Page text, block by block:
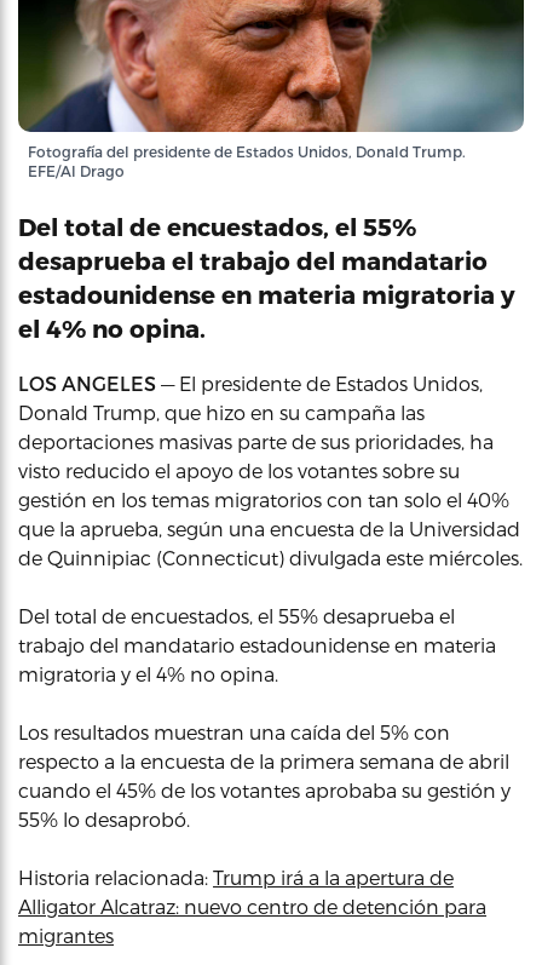
Fotografía del presidente de Estados Unidos, Donald Trump.
EFE/Al Drago
Del total de encuestados, el 55%
desaprueba el trabajo del mandatario
estadounidense en materia migratoria y
el 4% no opina.
LOS ANGELES — El presidente de Estados Unidos,
Donald Trump, que hizo en su campaña las
deportaciones masivas parte de sus prioridades, ha
visto reducido el apoyo de los votantes sobre su
gestión en los temas migratorios con tan solo el 40%
que la aprueba, según una encuesta de la Universidad
de Quinnipiac (Connecticut) divulgada este miércoles.
Del total de encuestados, el 55% desaprueba el
trabajo del mandatario estadounidense en materia
migratoria y el 4% no opina.
Los resultados muestran una caída del 5% con
respecto a la encuesta de la primera semana de abril
cuando el 45% de los votantes aprobaba su gestión y
55% lo desaprobó.
Historia relacionada: Trump irá a la apertura de
Alligator Alcatraz: nuevo centro de detención para
migrantes